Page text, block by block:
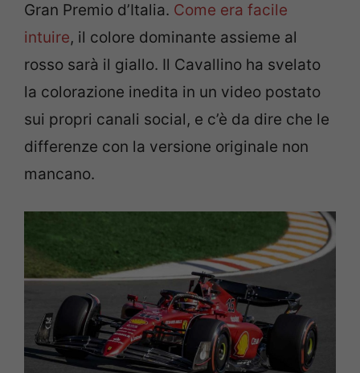
Gran Premio d’Italia. Come era facile
intuire, il colore dominante assieme al
rosso sarà il giallo. Il Cavallino ha svelato
la colorazione inedita in un video postato
sui propri canali social, e c’è da dire che le
differenze con la versione originale non
mancano.